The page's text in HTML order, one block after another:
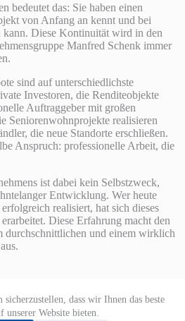
dass wir Ihnen das beste
unserer Website bieten.
bedeutet das: Sie haben einen
von Anfang an kennt und bei
kann. Diese Kontinuität wird in den
Manfred Schenk immer
sind auf unterschiedlichste
Investoren, die Renditeobjekte
Auftraggeber mit großen
Seniorenwohnprojekte realisieren
die neue Standorte erschließen.
Anspruch: professionelle Arbeit, die
ist dabei kein Selbstzweck,
Entwicklung. Wer heute
realisiert, hat sich dieses
Diese Erfahrung macht den
durchschnittlichen und einem wirklich
Impressum